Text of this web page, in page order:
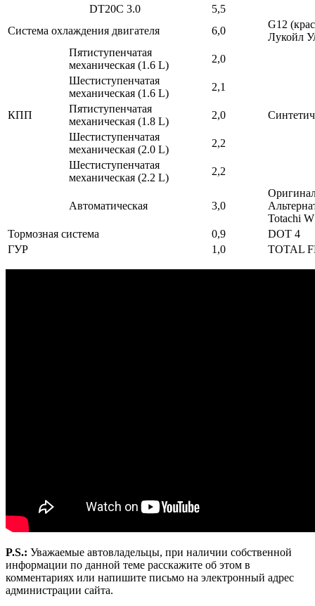
DT20C 3.0
5,5
Система охлаждения двигателя
6,0
G12
Лукойл
КПП
Пятиступенчатая
механическая (1.6 L)
2,0
Шестиступенчатая
механическая (1.6 L)
2,1
Пятиступенчатая
механическая (1.8 L)
2,0
Шестиступенчатая
механическая (2.0 L)
2,2
Шестиступенчатая
механическая (2.2 L)
2,2
Автоматическая 3,0
Totachi
Тормозная система
0,9
DOT 4
ГУР
1,0 TOTAL
P.S.: Уважаемые автовладельцы, при наличии собственной
информации по данной теме расскажите об этом в
комментариях или напишите письмо на электронный адрес
администрации сайта.